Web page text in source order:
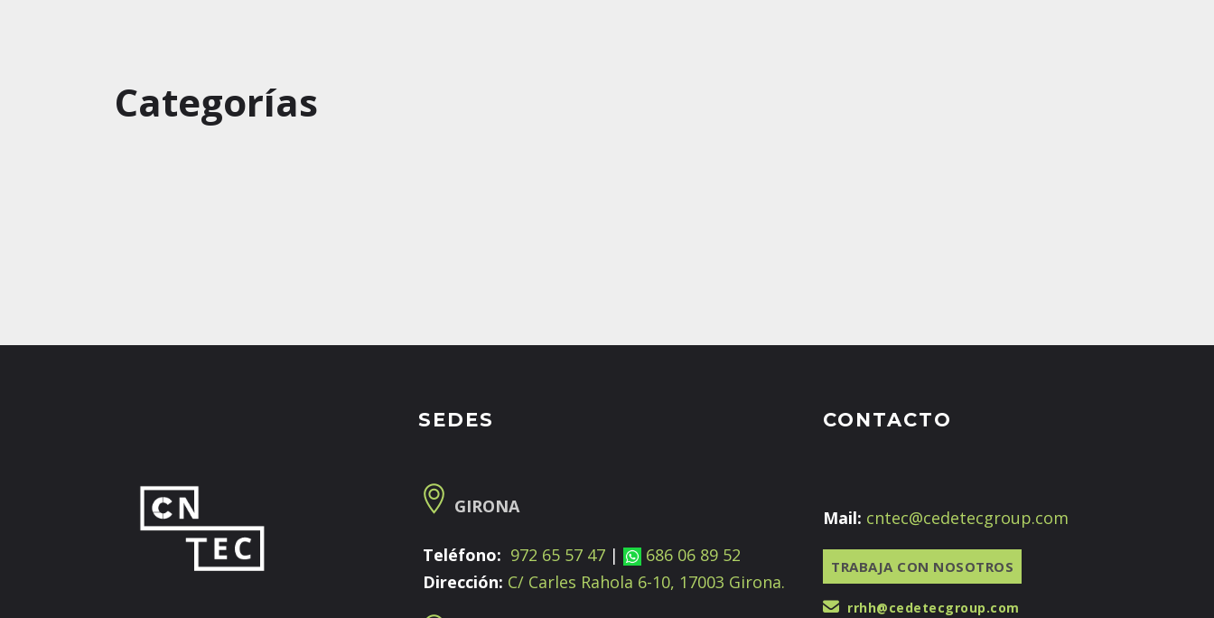
Categorías
SEDES
GIRONA
Teléfono: 972 65 57 47 |
686 06 89 52
Dirección: C/ Carles Rahola 6-10, 17003 Girona.
CONTACTO
Mail: cntec@cedetecgroup.com
TRABAJA CON NOSOTROS
rrhh@cedetecgroup.com